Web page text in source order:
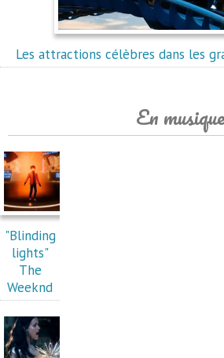
Les attractions célèbres dans les
En musique
"Blinding
lights"
The
Weeknd